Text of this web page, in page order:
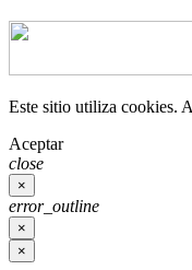
Este sitio utiliza cookies.
Aceptar
close
×
error_outline
×
×